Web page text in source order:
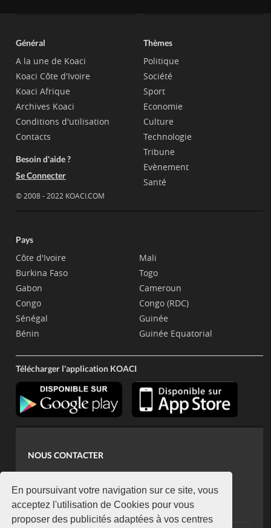
En poursuivant votre navigation sur ce site, vous
acceptez l'utilisation de Cookies pour vous
proposer des publicités adaptées à vos centres
Général
A la une de Koaci
Koaci Côte d'Ivoire
Koaci Afrique
Archives Koaci
Conditions d'utilisation
Contacts
Besoin d'aide ?
Se Connecter
© 2008 - 2022 KOACI.COM
Thèmes
Politique
Société
Sport
Economie
Culture
Technologie
Tribune
Evènement
Santé
Pays
Côte d'Ivoire
Burkina Faso
Gabon
Congo
Sénégal
Bénin
Mali
Togo
Cameroun
Congo (RDC)
Guinée
Guinée Equatorial
Télécharger l'application KOACI
NOUS CONTACTER
koaci@yahoo.fr
+225 07 08 85 52 93